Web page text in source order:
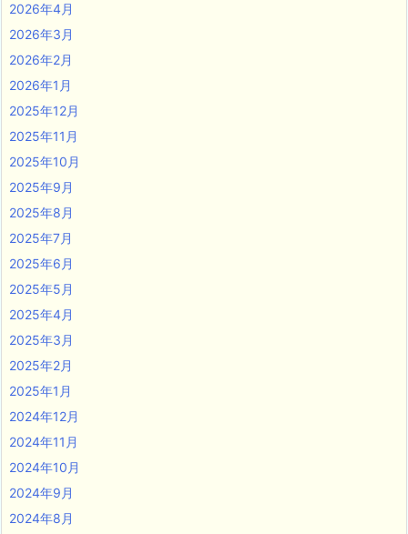
2026年4月
2026年3月
2026年2月
2026年1月
2025年12月
2025年11月
2025年10月
2025年9月
2025年8月
2025年7月
2025年6月
2025年5月
2025年4月
2025年3月
2025年2月
2025年1月
2024年12月
2024年11月
2024年10月
2024年9月
2024年8月